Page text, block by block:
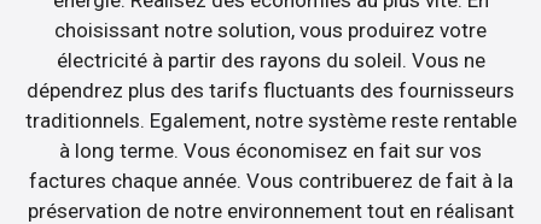
choisissant notre solution, vous produirez votre
électricité à partir des rayons du soleil. Vous ne
dépendrez plus des tarifs fluctuants des fournisseurs
traditionnels. Egalement, notre système reste rentable
à long terme. Vous économisez en fait sur vos
factures chaque année. Vous contribuerez de fait à la
préservation de notre environnement tout en réalisant